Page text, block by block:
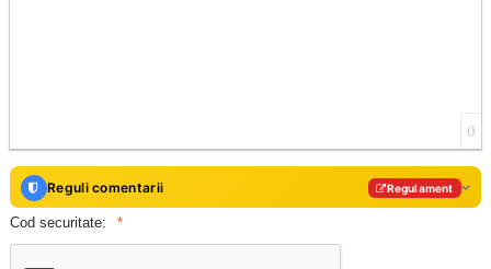
0
Reguli comentarii Regulament
Cod securitate: